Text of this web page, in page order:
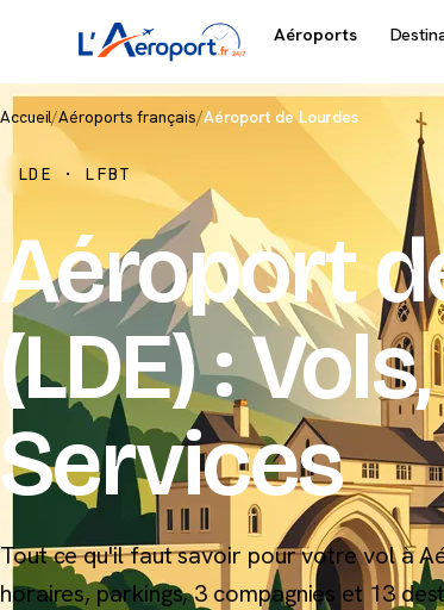
Aéroports
Accueil/Aéroports français/Aéroport de Lourdes
LDE · LFBT
Aéroport
(LDE) :
Services
Tout ce qu'il faut savoir pour votre vol à
horaires, parkings, 3 compagnies et 13